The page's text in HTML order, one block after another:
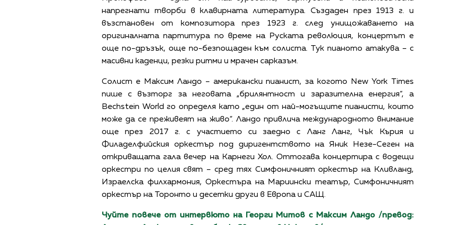
напрегнати творби в клавирната литература. Създаден през 1913 г. и
възстановен от композитора през 1923 г. след унищожаването на
оригиналната партитура по време на Руската революция, концертът е
още по-дръзък, още по-безпощаден към солиста. Тук пианото атакува – с
масивни каденци, резки ритми и мрачен сарказъм.
Солист е Максим Ландо – американски пианист, за когото New York Times
пише с възторг за неговата „брилянтност и заразителна енергия“, а
Bechstein World го определя като „един от най-могъщите пианисти, които
може да се преживеят на живо“. Ландо привлича международното внимание
още през 2017 г. с участието си заедно с Ланг Ланг, Чък Кърия и
Филаделфийския оркестър под диригентството на Яник Незе-Сеген на
откриващата гала вечер на Карнеги Хол. Оттогава концертира с водещи
оркестри по целия свят – сред тях Симфоничният оркестър на Кливланд,
Израелска филхармония, Оркестъра на Мариински театър, Симфоничният
оркестър на Торонто и десетки други в Европа и САЩ.
Чуйте повече от интервюто на Георги Митов с Максим Ландо /превод: